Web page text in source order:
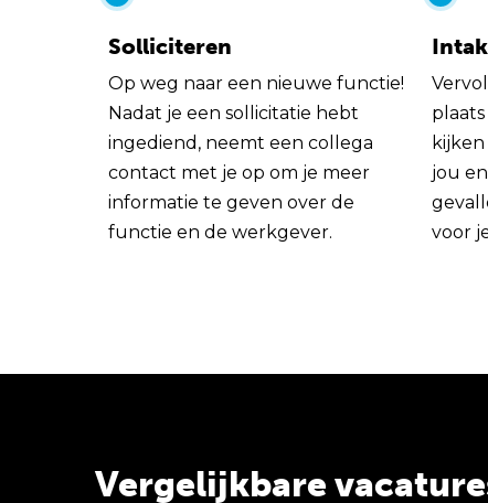
Solliciteren
Op weg naar een nieuwe functie!
Nadat je een sollicitatie hebt
ingediend, neemt een collega
contact met je op om je meer
informatie te geven over de
functie en de werkgever.
jou
voor
Vergelijkbare